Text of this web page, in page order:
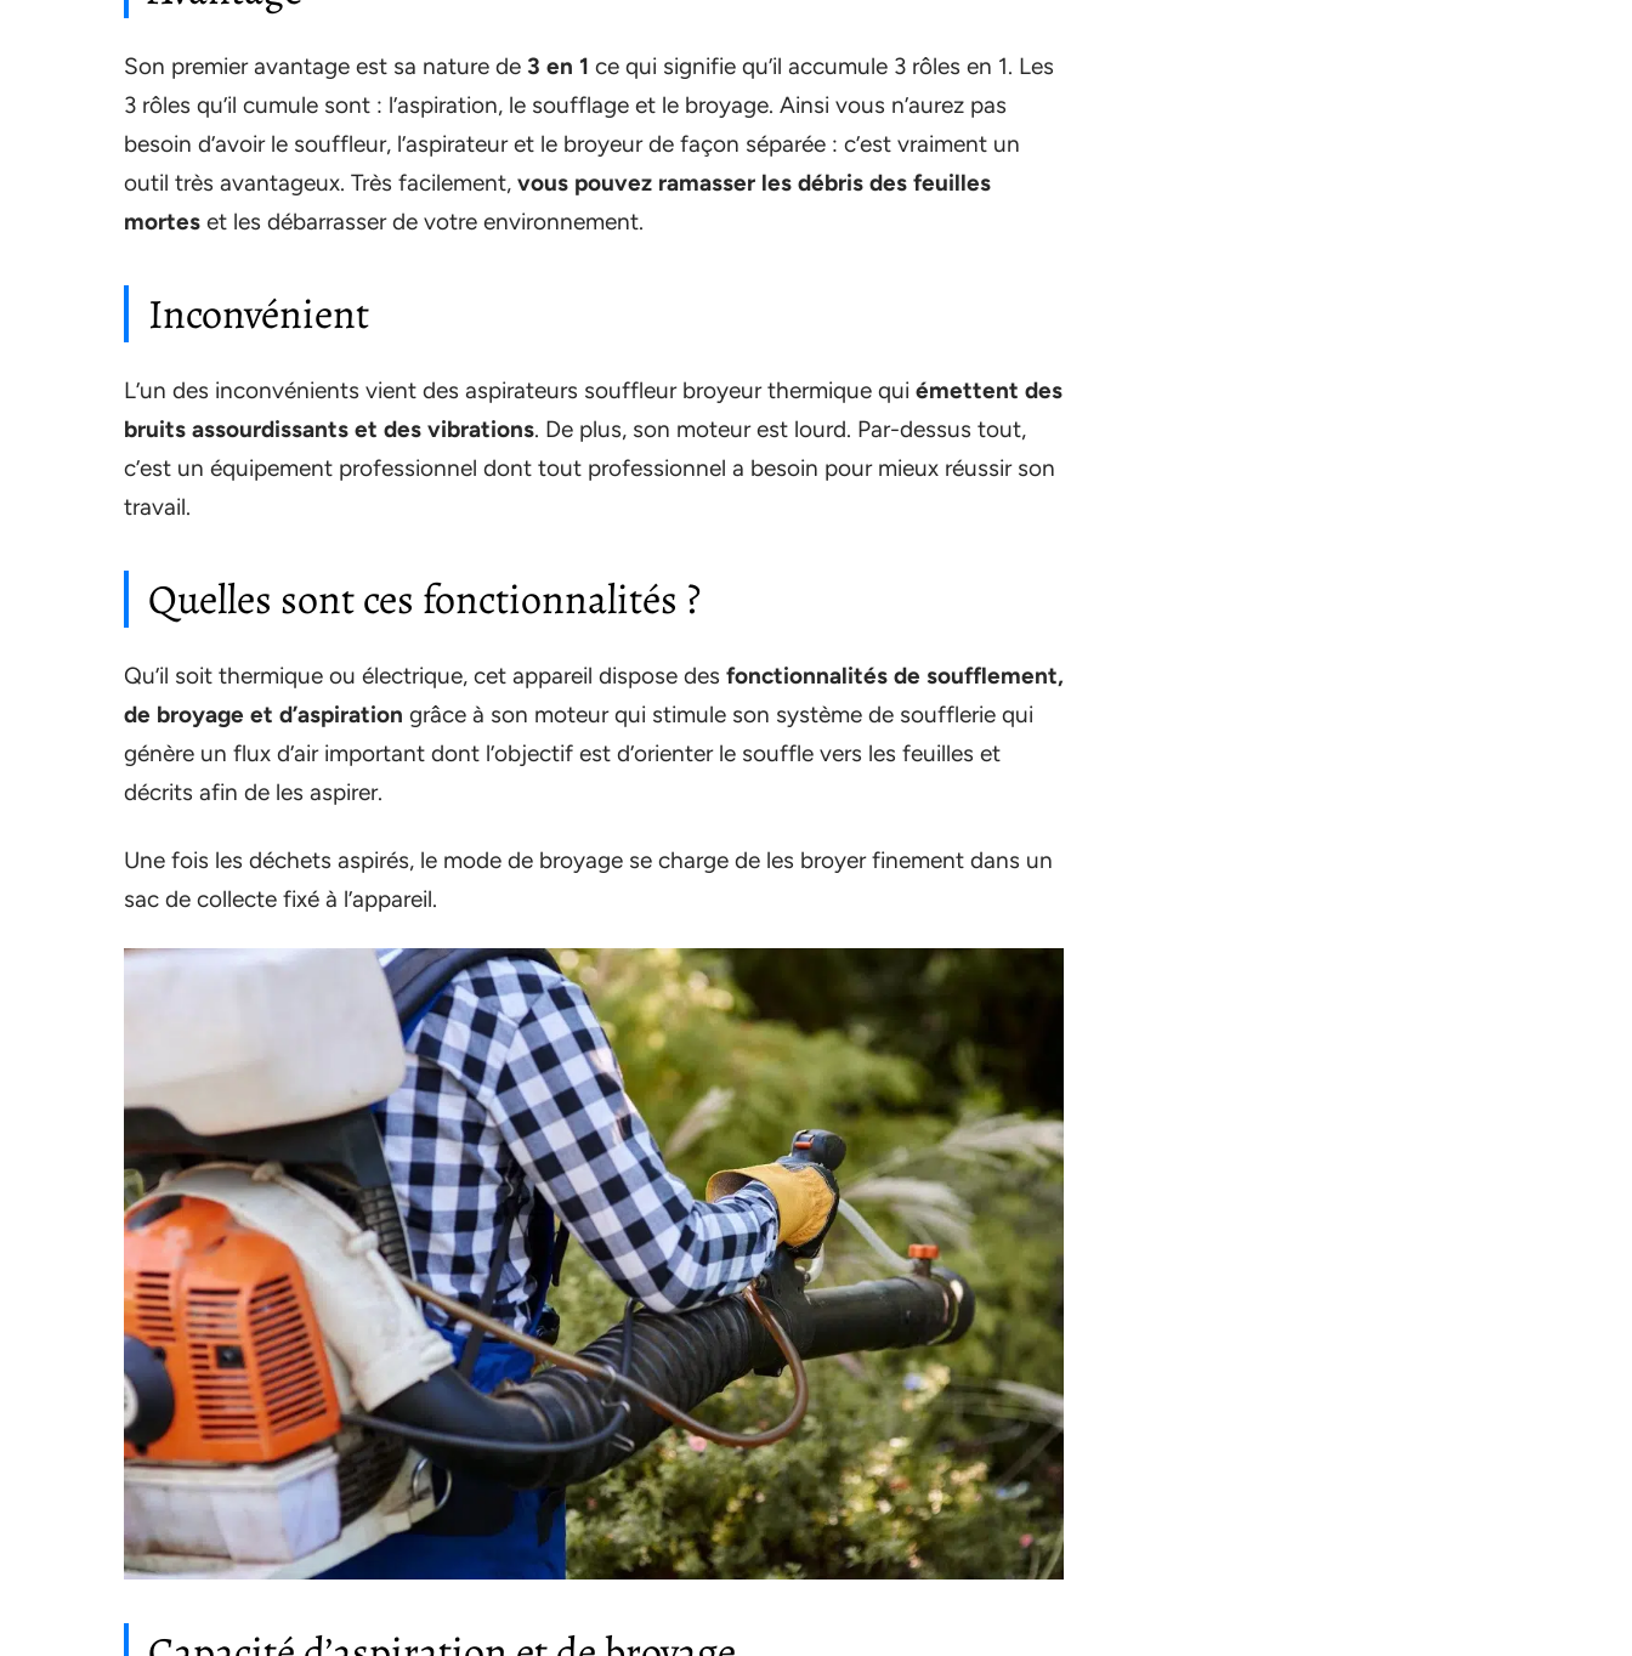
Son premier avantage est sa nature de 3 en 1 ce qui signifie qu’il accumule 3 rôles en 1. Les
3 rôles qu’il cumule sont : l’aspiration, le soufflage et le broyage. Ainsi vous n’aurez pas
besoin d’avoir le souffleur, l’aspirateur et le broyeur de façon séparée : c’est vraiment un
outil très avantageux. Très facilement, vous pouvez ramasser les débris des feuilles
mortes et les débarrasser de votre environnement.
Inconvénient
L’un des inconvénients vient des aspirateurs souffleur broyeur thermique qui émettent des
bruits assourdissants et des vibrations. De plus, son moteur est lourd. Par-dessus tout,
c’est un équipement professionnel dont tout professionnel a besoin pour mieux réussir son
travail.
Quelles sont ces fonctionnalités ?
Qu’il soit thermique ou électrique, cet appareil dispose des fonctionnalités de soufflement,
de broyage et d’aspiration grâce à son moteur qui stimule son système de soufflerie qui
génère un flux d’air important dont l’objectif est d’orienter le souffle vers les feuilles et
décrits afin de les aspirer.
Une fois les déchets aspirés, le mode de broyage se charge de les broyer finement dans un
sac de collecte fixé à l’appareil.